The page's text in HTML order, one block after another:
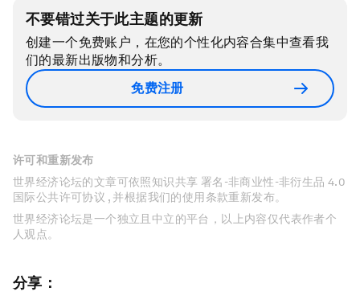
不要错过关于此主题的更新
创建一个免费账户，在您的个性化内容合集中查看我
们的最新出版物和分析。
免费注册
许可和重新发布
世界经济论坛的文章可依照知识共享 署名-非商业性-非衍生品 4.0
国际公共许可协议 , 并根据我们的使用条款重新发布。
世界经济论坛是一个独立且中立的平台，以上内容仅代表作者个
人观点。
分享：